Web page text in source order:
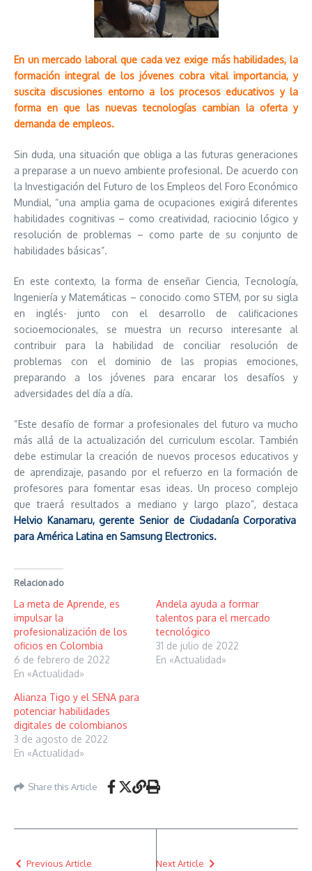
En un mercado laboral que cada vez exige más habilidades, la
formación integral de los jóvenes cobra vital importancia, y
suscita discusiones entorno a los procesos educativos y la
forma en que las nuevas tecnologías cambian la oferta y
demanda de empleos.
Sin duda, una situación que obliga a las futuras generaciones
a preparase a un nuevo ambiente profesional. De acuerdo con
la Investigación del Futuro de los Empleos del Foro Económico
Mundial, “una amplia gama de ocupaciones exigirá diferentes
habilidades cognitivas – como creatividad, raciocinio lógico y
resolución de problemas – como parte de su conjunto de
habilidades básicas”.
En este contexto, la forma de enseñar Ciencia, Tecnología,
Ingeniería y Matemáticas – conocido como STEM, por su sigla
en inglés- junto con el desarrollo de calificaciones
socioemocionales, se muestra un recurso interesante al
contribuir para la habilidad de conciliar resolución de
problemas con el dominio de las propias emociones,
preparando a los jóvenes para encarar los desafíos y
adversidades del día a día.
“Este desafío de formar a profesionales del futuro va mucho
más allá de la actualización del curriculum escolar. También
debe estimular la creación de nuevos procesos educativos y
de aprendizaje, pasando por el refuerzo en la formación de
profesores para fomentar esas ideas. Un proceso complejo
que traerá resultados a mediano y largo plazo”, destaca
Helvio Kanamaru, gerente Senior de Ciudadanía Corporativa
para América Latina en Samsung Electronics.
Relacionado
La meta de Aprende, es
impulsar la
profesionalización de los
oficios en Colombia
6 de febrero de 2022
En «Actualidad»
Andela ayuda a formar
talentos para el mercado
tecnológico
31 de julio de 2022
En «Actualidad»
Alianza Tigo y el SENA para
potenciar habilidades
digitales de colombianos
3 de agosto de 2022
En «Actualidad»
Share this Article
Previous Article Next Article